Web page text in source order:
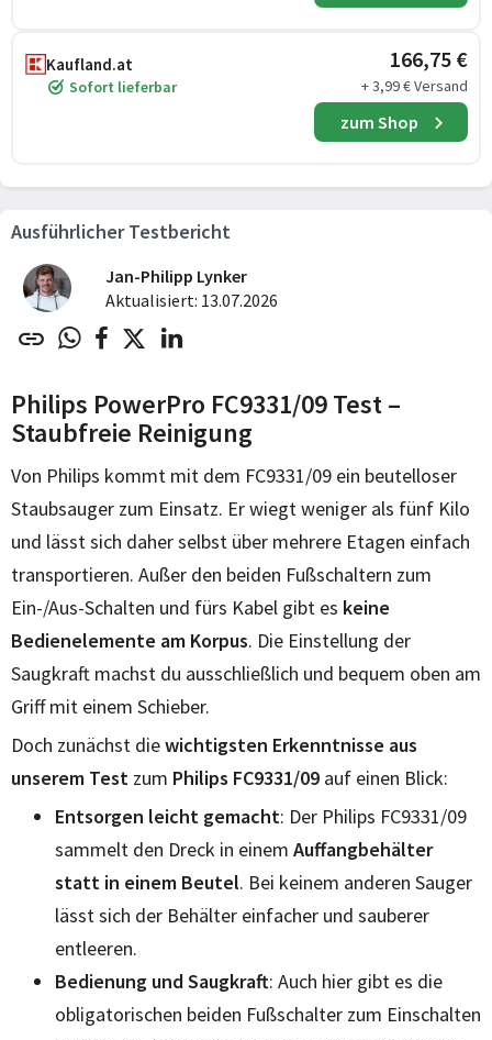
Kaufland.at
Sofort lieferbar
166,75 €
+ 3,99 € Versand
zum Shop
Ausführlicher Testbericht
Jan-Philipp Lynker
Aktualisiert: 13.07.2026
Philips PowerPro FC9331/09 Test –
Staubfreie Reinigung
Von Philips kommt mit dem FC9331/09 ein beutelloser
Staubsauger zum Einsatz. Er wiegt weniger als fünf Kilo
und lässt sich daher selbst über mehrere Etagen einfach
transportieren. Außer den beiden Fußschaltern zum
Ein-/Aus-Schalten und fürs Kabel gibt es keine
Bedienelemente am Korpus. Die Einstellung der
Saugkraft machst du ausschließlich und bequem oben am
Griff mit einem Schieber.
Doch zunächst diewichtigsten Erkenntnisse aus
unserem Test zum Philips FC9331/09 auf einen Blick:
Entsorgen leicht gemacht: Der Philips FC9331/09
sammelt den Dreck in einem Auffangbehälter
statt in einem Beutel. Bei keinem anderen Sauger
lässt sich der Behälter einfacher und sauberer
entleeren.
Bedienung und Saugkraft: Auch hier gibt es die
obligatorischen beiden Fußschalter zum Einschalten